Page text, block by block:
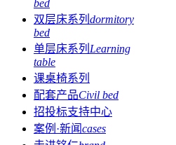
bed
双层床系列 dormitory
bed
单层床系列 Learning
table
课桌椅系列
配套产品Civil bed
招投标支持中心
案例·新闻cases